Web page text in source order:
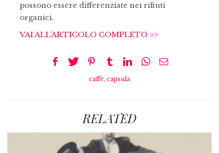
possono essere differenziate nei rifiuti
organici.
VAI ALL’ARTICOLO COMPLETO >>
caffè, capsula
RELATED